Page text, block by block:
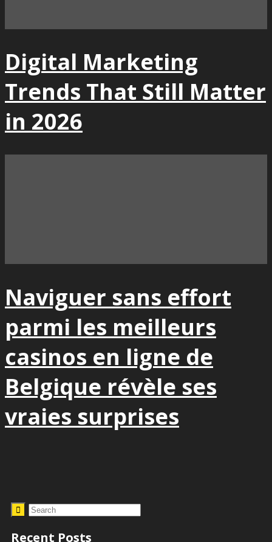
Digital Marketing
Trends That Still Matter
in 2026
Naviguer sans effort
parmi les meilleurs
casinos en ligne de
Belgique révèle ses
vraies surprises
Recent Posts